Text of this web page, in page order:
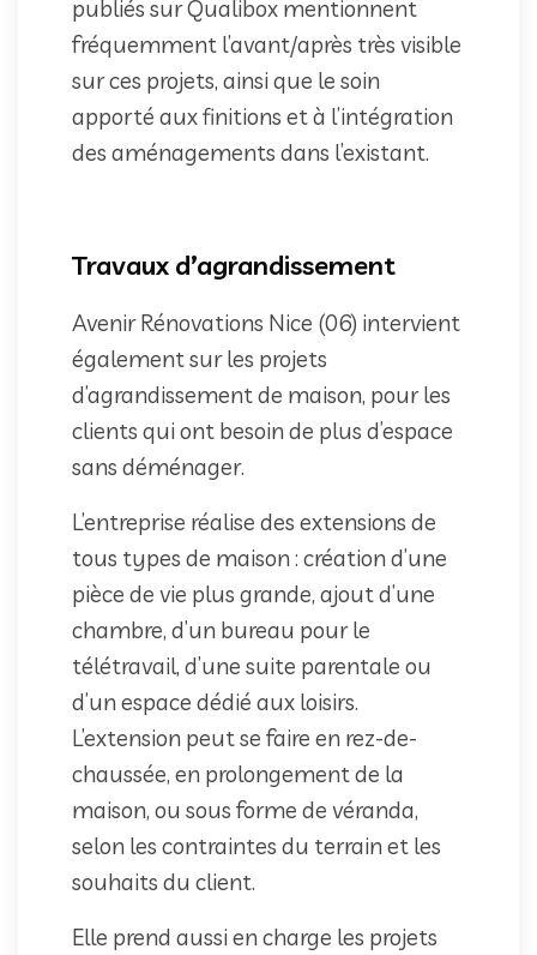
publiés sur Qualibox mentionnent
fréquemment l’avant/après très visible
sur ces projets, ainsi que le soin
apporté aux finitions et à l’intégration
des aménagements dans l’existant.
Travaux d’agrandissement
Avenir Rénovations Nice (06) intervient
également sur les projets
d’agrandissement de maison, pour les
clients qui ont besoin de plus d’espace
sans déménager.
L’entreprise réalise des extensions de
tous types de maison : création d’une
pièce de vie plus grande, ajout d’une
chambre, d’un bureau pour le
télétravail, d’une suite parentale ou
d’un espace dédié aux loisirs.
L’extension peut se faire en rez-de-
chaussée, en prolongement de la
maison, ou sous forme de véranda,
selon les contraintes du terrain et les
souhaits du client.
Elle prend aussi en charge les projets